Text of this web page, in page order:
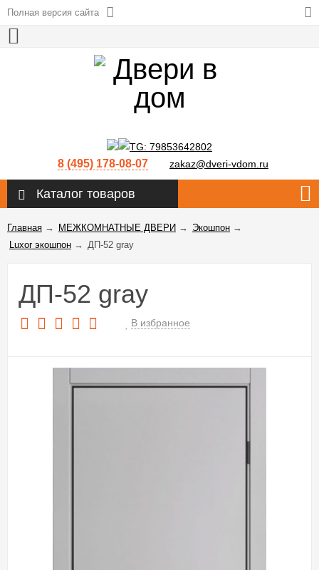
Полная версия сайта
8 (495) 178-08-07 zakaz@dveri-vdom.ru
Каталог товаров
Главная → МЕЖКОМНАТНЫЕ ДВЕРИ → Экошпон →
Luxor экошпон → ДП-52 gray
ДП-52 gray
В избранное